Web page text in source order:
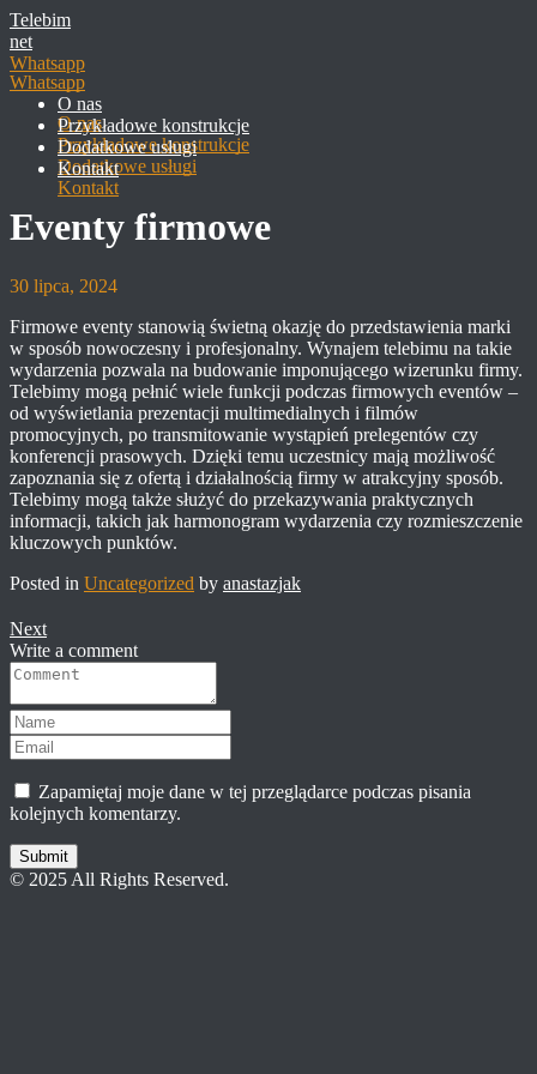
Telebim
net
Whatsapp
O nas
Przykładowe konstrukcje
Dodatkowe usługi
Kontakt
Eventy firmowe
30 lipca, 2024
Firmowe eventy stanowią świetną okazję do przedstawienia marki
w sposób nowoczesny i profesjonalny. Wynajem telebimu na takie
wydarzenia pozwala na budowanie imponującego wizerunku firmy.
Telebimy mogą pełnić wiele funkcji podczas firmowych eventów –
od wyświetlania prezentacji multimedialnych i filmów
promocyjnych, po transmitowanie wystąpień prelegentów czy
konferencji prasowych. Dzięki temu uczestnicy mają możliwość
zapoznania się z ofertą i działalnością firmy w atrakcyjny sposób.
Telebimy mogą także służyć do przekazywania praktycznych
informacji, takich jak harmonogram wydarzenia czy rozmieszczenie
kluczowych punktów.
Posted in Uncategorized by anastazjak
Next
Write a comment
Zapamiętaj moje dane w tej przeglądarce podczas pisania
kolejnych komentarzy.
Submit
© 2025 All Rights Reserved.